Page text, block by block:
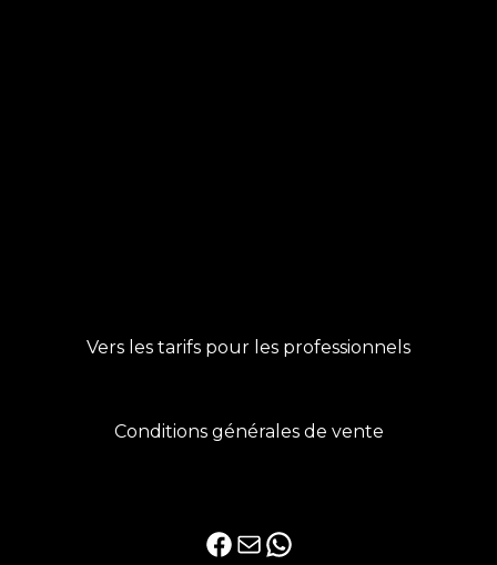
Vers les tarifs pour les professionnels
Conditions générales de vente
Facebook
E-mailWhatsApp